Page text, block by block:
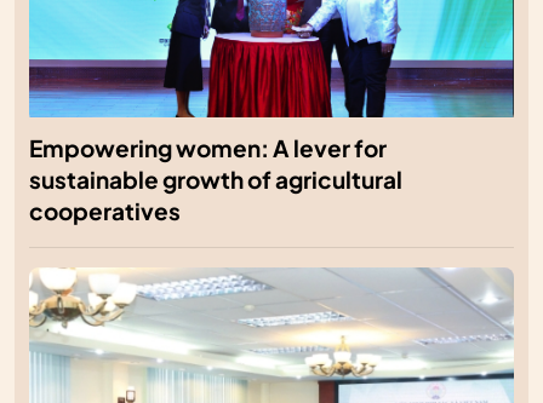
Empowering women: A lever for
sustainable growth of agricultural
cooperatives